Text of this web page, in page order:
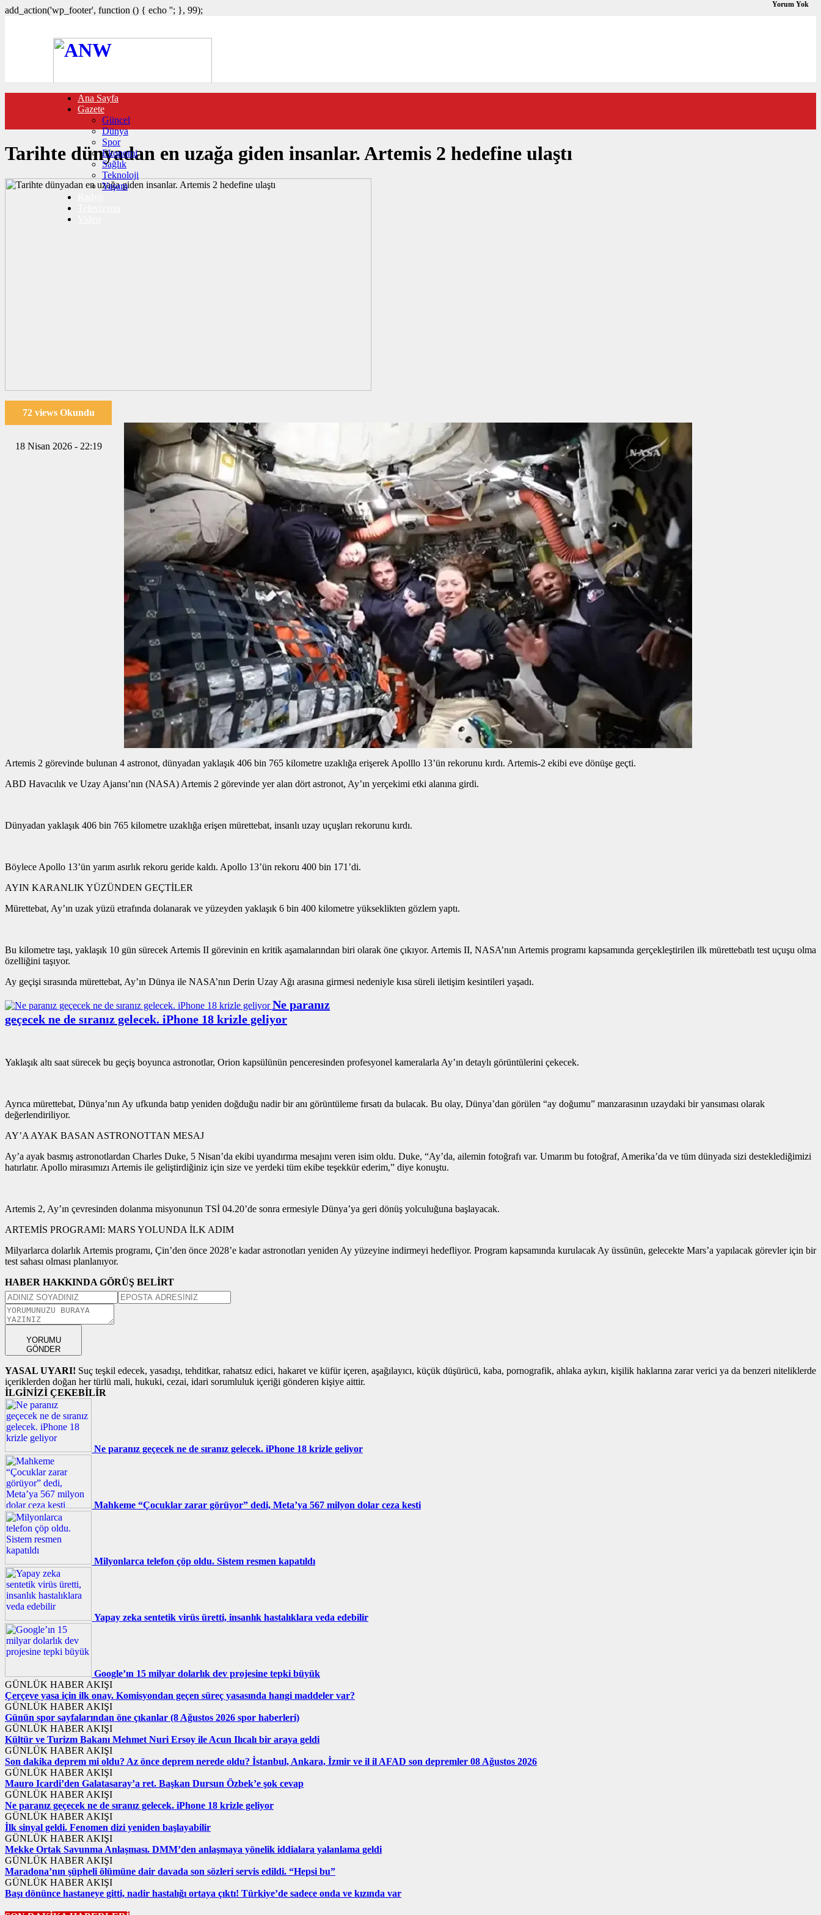
add_action('wp_footer', function () { echo ''; }, 99);
FOTO GALERİ
VIDEO GALERİ
TRAFİK DURUMU
NÖBETÇİ ECZANELER
CANLI SONUÇLAR
HABER GÖNDER
BURÇLAR
İLETİŞİM
Ana Sayfa
Gazete
Güncel
Dünya
Spor
Ekonomi
Sağlık
Teknoloji
Yaşam
Tarihte dünyadan en uzağa giden insanlar. Artemis 2 hedefine ulaştı
72 views Okundu
18 Nisan 2026 - 22:19
Artemis 2 görevinde bulunan 4 astronot, dünyadan yaklaşık 406 bin 765 kilometre uzaklığa erişerek Apolllo 13’ün rekorunu kırdı. Artemis-2 ekibi eve dönüşe geçti.
ABD Havacılık ve Uzay Ajansı’nın (NASA) Artemis 2 görevinde yer alan dört astronot, Ay’ın yerçekimi etki alanına girdi.
Dünyadan yaklaşık 406 bin 765 kilometre uzaklığa erişen mürettebat, insanlı uzay uçuşları rekorunu kırdı.
Böylece Apollo 13’ün yarım asırlık rekoru geride kaldı. Apollo 13’ün rekoru 400 bin 171’di.
AYIN KARANLIK YÜZÜNDEN GEÇTİLER
Mürettebat, Ay’ın uzak yüzü etrafında dolanarak ve yüzeyden yaklaşık 6 bin 400 kilometre yükseklikten gözlem yaptı.
Bu kilometre taşı, yaklaşık 10 gün sürecek Artemis II görevinin en kritik aşamalarından biri olarak öne çıkıyor. Artemis II, NASA’nın Artemis programı kapsamında gerçekleştirilen ilk mürettebatlı test uçuşu olma
özelliğini taşıyor.
Ay geçişi sırasında mürettebat, Ay’ın Dünya ile NASA’nın Derin Uzay Ağı arasına girmesi nedeniyle kısa süreli iletişim kesintileri yaşadı.
Ne paranız
geçecek ne de sıranız gelecek. iPhone 18 krizle geliyor
Yaklaşık altı saat sürecek bu geçiş boyunca astronotlar, Orion kapsülünün penceresinden profesyonel kameralarla Ay’ın detaylı görüntülerini çekecek.
Ayrıca mürettebat, Dünya’nın Ay ufkunda batıp yeniden doğduğu nadir bir anı görüntüleme fırsatı da bulacak. Bu olay, Dünya’dan görülen “ay doğumu” manzarasının uzaydaki bir yansıması olarak
değerlendiriliyor.
AY’A AYAK BASAN ASTRONOTTAN MESAJ
Ay’a ayak basmış astronotlardan Charles Duke, 5 Nisan’da ekibi uyandırma mesajını veren isim oldu. Duke, “Ay’da, ailemin fotoğrafı var. Umarım bu fotoğraf, Amerika’da ve tüm dünyada sizi desteklediğimizi
hatırlatır. Apollo mirasımızı Artemis ile geliştirdiğiniz için size ve yerdeki tüm ekibe teşekkür ederim,” diye konuştu.
Artemis 2, Ay’ın çevresinden dolanma misyonunun TSİ 04.20’de sonra ermesiyle Dünya’ya geri dönüş yolculuğuna başlayacak.
ARTEMİS PROGRAMI: MARS YOLUNDA İLK ADIM
Milyarlarca dolarlık Artemis programı, Çin’den önce 2028’e kadar astronotları yeniden Ay yüzeyine indirmeyi hedefliyor. Program kapsamında kurulacak Ay üssünün, gelecekte Mars’a yapılacak görevler için bir
test sahası olması planlanıyor.
HABER HAKKINDA GÖRÜŞ BELİRT
Yorum Yok
YORUMU
GÖNDER
YASAL UYARI! Suç teşkil edecek, yasadışı, tehditkar, rahatsız edici, hakaret ve küfür içeren, aşağılayıcı, küçük düşürücü, kaba, pornografik, ahlaka aykırı, kişilik haklarına zarar verici ya da benzeri niteliklerde
içeriklerden doğan her türlü mali, hukuki, cezai, idari sorumluluk içeriği gönderen kişiye aittir.
İLGİNİZİ ÇEKEBİLİR
Ne paranız geçecek ne de sıranız gelecek. iPhone 18 krizle geliyor
Mahkeme “Çocuklar zarar görüyor” dedi, Meta’ya 567 milyon dolar ceza kesti
Milyonlarca telefon çöp oldu. Sistem resmen kapatıldı
Yapay zeka sentetik virüs üretti, insanlık hastalıklara veda edebilir
Google’ın 15 milyar dolarlık dev projesine tepki büyük
GÜNLÜK HABER AKIŞI
Çerçeve yasa için ilk onay. Komisyondan geçen süreç yasasında hangi maddeler var?
GÜNLÜK HABER AKIŞI
Günün spor sayfalarından öne çıkanlar (8 Ağustos 2026 spor haberleri)
GÜNLÜK HABER AKIŞI
Kültür ve Turizm Bakanı Mehmet Nuri Ersoy ile Acun Ilıcalı bir araya geldi
GÜNLÜK HABER AKIŞI
Son dakika deprem mi oldu? Az önce deprem nerede oldu? İstanbul, Ankara, İzmir ve il il AFAD son depremler 08 Ağustos 2026
GÜNLÜK HABER AKIŞI
Mauro Icardi’den Galatasaray’a ret. Başkan Dursun Özbek’e şok cevap
GÜNLÜK HABER AKIŞI
Ne paranız geçecek ne de sıranız gelecek. iPhone 18 krizle geliyor
GÜNLÜK HABER AKIŞI
İlk sinyal geldi. Fenomen dizi yeniden başlayabilir
GÜNLÜK HABER AKIŞI
Mekke Ortak Savunma Anlaşması. DMM’den anlaşmaya yönelik iddialara yalanlama geldi
GÜNLÜK HABER AKIŞI
Maradona’nın şüpheli ölümüne dair davada son sözleri servis edildi. “Hepsi bu”
GÜNLÜK HABER AKIŞI
Başı dönünce hastaneye gitti, nadir hastalığı ortaya çıktı! Türkiye’de sadece onda ve kızında var